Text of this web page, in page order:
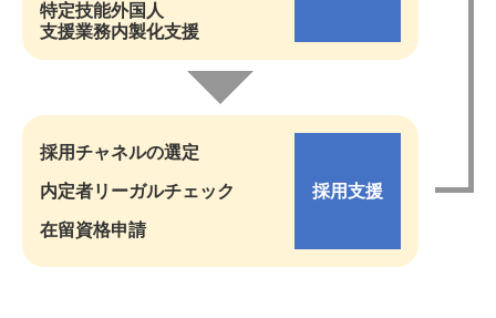
特定技能外国人
支援業務内製化支援
採用チャネルの選定
内定者リーガルチェック
在留資格申請
採用支援